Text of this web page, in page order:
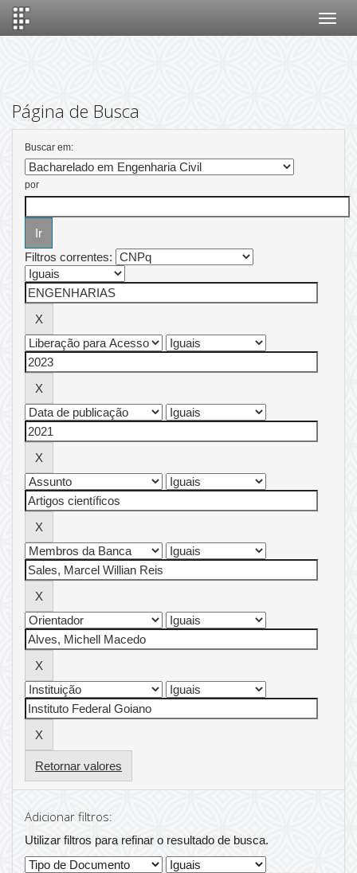
Página de Busca
Buscar em:
por
Filtros correntes:
Retornar valores
Adicionar filtros:
Utilizar filtros para refinar o resultado de busca.